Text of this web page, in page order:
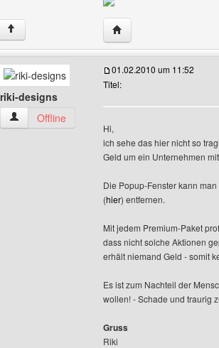
↑ Website dieses
riki-designs
riki-designs Benutzer-Profile anzeigen
Offline
01.02.2010 um 11:52
Titel:
Hi,
ich sehe das hier nicht so
Geld um ein Unternehmen
Die Popup-Fenster kann
(hier) entfernen.
Mit jedem Premium-Paket
dass nicht solche Aktionen
erhält niemand Geld - somit
Es ist zum Nachteil der
wollen! - Schade und traurig
Gruss
Riki